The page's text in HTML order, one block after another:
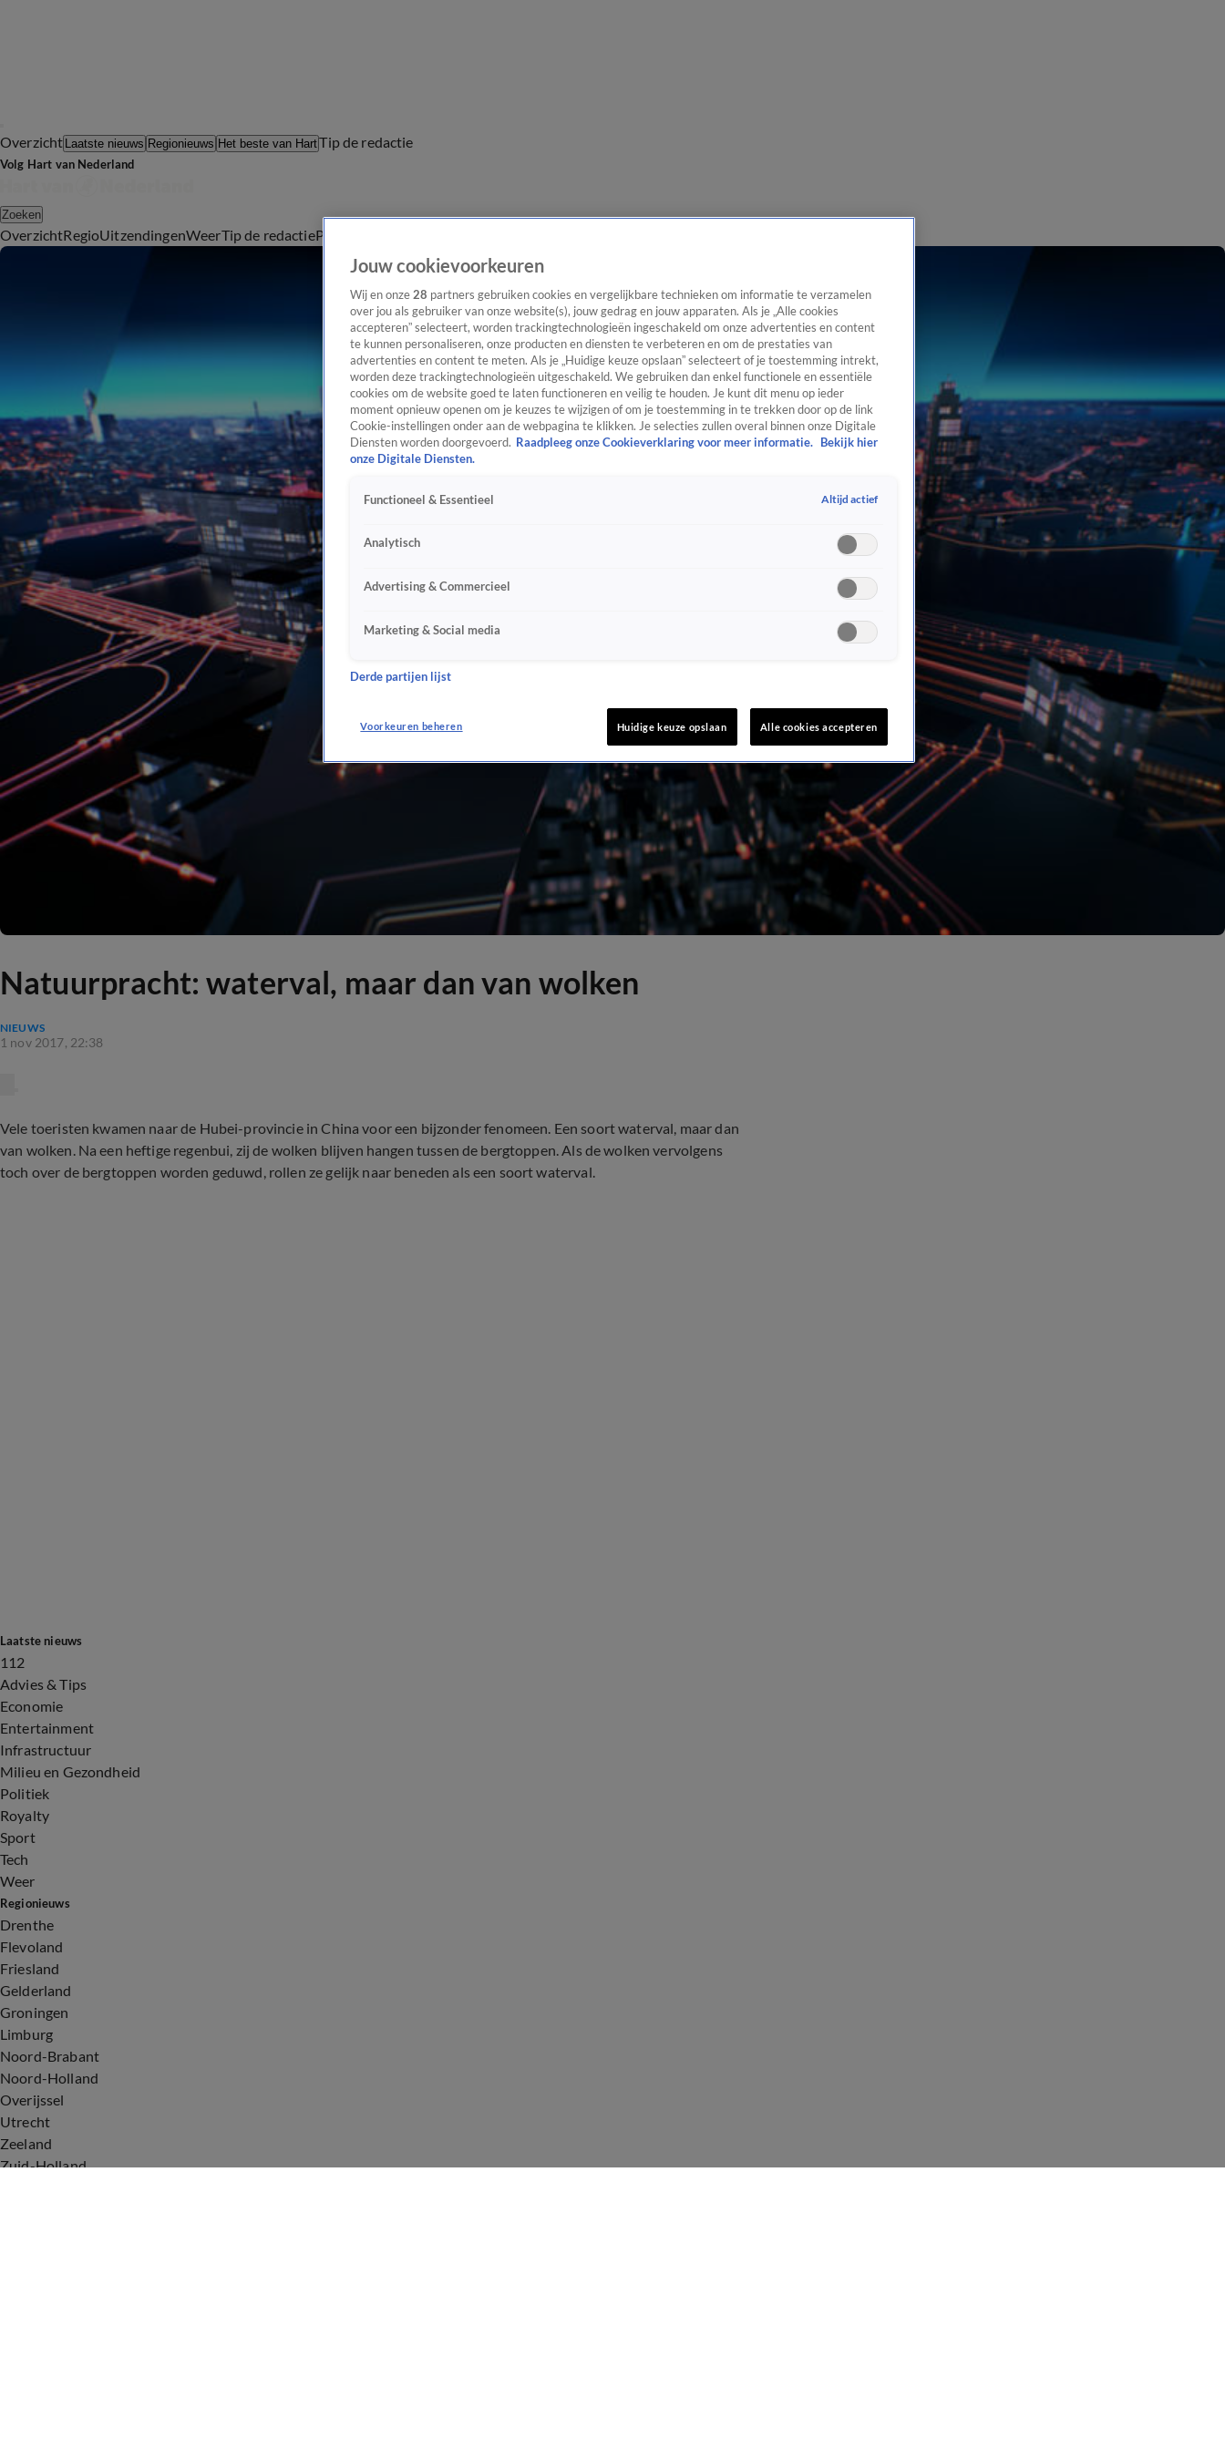
Overzicht Laatste nieuws Regionieuws Het beste van HartTip de redactie
Volg Hart van Nederland
Zoeken
OverzichtRegioUitzendingenWeerTip de redactiePanel
Natuurpracht: waterval, maar dan van wolken
NIEUWS
1 nov 2017, 22:38
Vele toeristen kwamen naar de Hubei-provincie in China voor een bijzonder fenomeen. Een soort waterval, maar dan
van wolken. Na een heftige regenbui, zij de wolken blijven hangen tussen de bergtoppen. Als de wolken vervolgens
toch over de bergtoppen worden geduwd, rollen ze gelijk naar beneden als een soort waterval.
Laatste nieuws
112
Advies & Tips
Economie
Entertainment
Infrastructuur
Milieu en Gezondheid
Politiek
Royalty
Sport
Tech
Weer
Regionieuws
Drenthe
Flevoland
Friesland
Gelderland
Groningen
Limburg
Noord-Brabant
Noord-Holland
Overijssel
Utrecht
Zeeland
Zuid-Holland
Jouw cookievoorkeuren
Wij en onze 28 partners gebruiken cookies en vergelijkbare technieken om informatie te verzamelen
over jou als gebruiker van onze website(s), jouw gedrag en jouw apparaten. Als je „Alle cookies
accepteren” selecteert, worden trackingtechnologieën ingeschakeld om onze advertenties en content
te kunnen personaliseren, onze producten en diensten te verbeteren en om de prestaties van
advertenties en content te meten. Als je „Huidige keuze opslaan” selecteert of je toestemming intrekt,
worden deze trackingtechnologieën uitgeschakeld. We gebruiken dan enkel functionele en essentiële
cookies om de website goed te laten functioneren en veilig te houden. Je kunt dit menu op ieder
moment opnieuw openen om je keuzes te wijzigen of om je toestemming in te trekken door op de link
Cookie-instellingen onder aan de webpagina te klikken. Je selecties zullen overal binnen onze Digitale
Diensten worden doorgevoerd. Raadpleeg onze Cookieverklaring voor meer informatie.
Bekijk hier
onze Digitale Diensten.
Functioneel & Essentieel Altijd actief
Analytisch
Advertising & Commercieel
Marketing & Social media
Derde partijen lijst
Voorkeuren beheren Huidige keuze opslaan Alle cookies accepteren